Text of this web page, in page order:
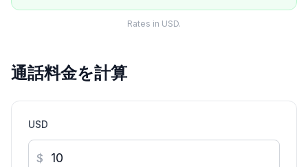
Rates in USD.
通話料金を計算
USD
$